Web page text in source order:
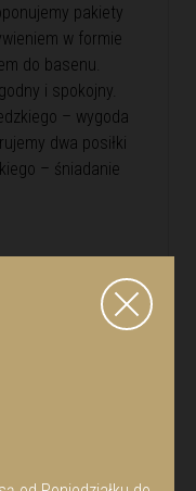
pakiety
w formie
do basenu.
i spokojny.
– wygoda
dwa posiłki
– śniadanie